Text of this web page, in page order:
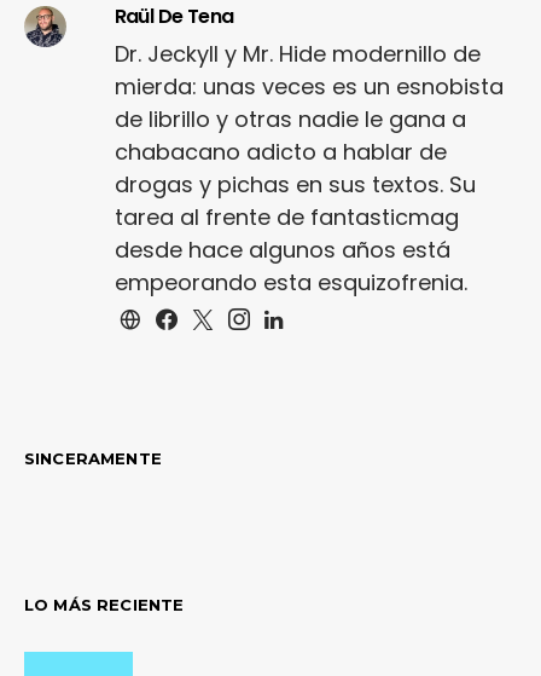
Raül De Tena
Dr. Jeckyll y Mr. Hide modernillo de
mierda: unas veces es un esnobista
de librillo y otras nadie le gana a
chabacano adicto a hablar de
drogas y pichas en sus textos. Su
tarea al frente de fantasticmag
desde hace algunos años está
empeorando esta esquizofrenia.
SINCERAMENTE
LO MÁS RECIENTE